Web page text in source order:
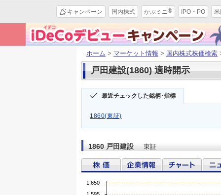
キャンペーン 国内株式 かぶミニ® IPO・PO
ホーム > マーケット情報 > 国内株式株価検索
戸田建設(1860) 適時開示
最近チェックした銘柄･指標
1860(東証)
1860 戸田建設 東証